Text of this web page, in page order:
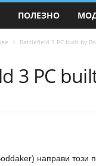
d
ПОЛЕЗНО
Battlefield 3 PC built by
3 PC
направи този